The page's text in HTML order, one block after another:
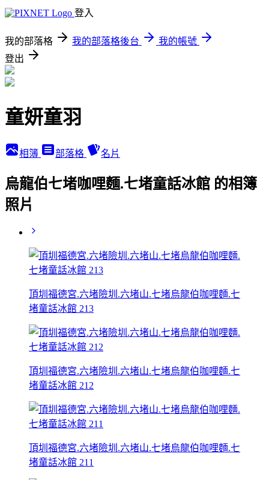
登入
我的部落格 我的部落格後台
我的帳號
登出
童妍童羽
相簿 部落格 名片
烏龍伯七堵咖哩麵.七堵童話冰館 的相簿
照片
頂圳福德宮.六堵險圳.六堵山.七堵烏龍伯咖哩麵.七
堵童話冰館 213
頂圳福德宮.六堵險圳.六堵山.七堵烏龍伯咖哩麵.七
堵童話冰館 212
頂圳福德宮.六堵險圳.六堵山.七堵烏龍伯咖哩麵.七
堵童話冰館 211